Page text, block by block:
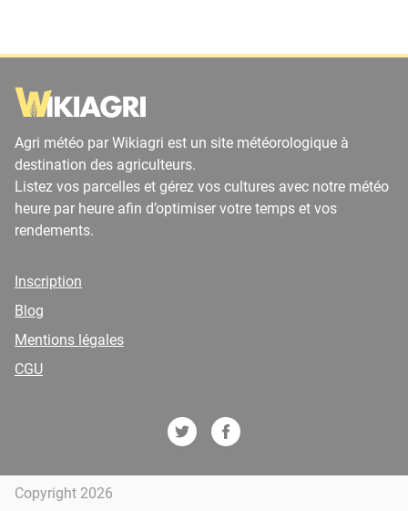
Agri météo par Wikiagri est un site météorologique à
destination des agriculteurs.
Listez vos parcelles et gérez vos cultures avec notre météo
heure par heure afin d’optimiser votre temps et vos
rendements.
Inscription
Blog
Mentions légales
CGU
Copyright 2026